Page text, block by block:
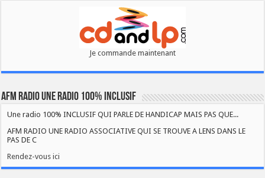
Je commande maintenant
AFM RADIO UNE RADIO 100% INCLUSIF
Une radio 100% INCLUSIF QUI PARLE DE HANDICAP MAIS PAS QUE...
AFM RADIO UNE RADIO ASSOCIATIVE QUI SE TROUVE A LENS DANS LE
PAS DE C
Rendez-vous ici